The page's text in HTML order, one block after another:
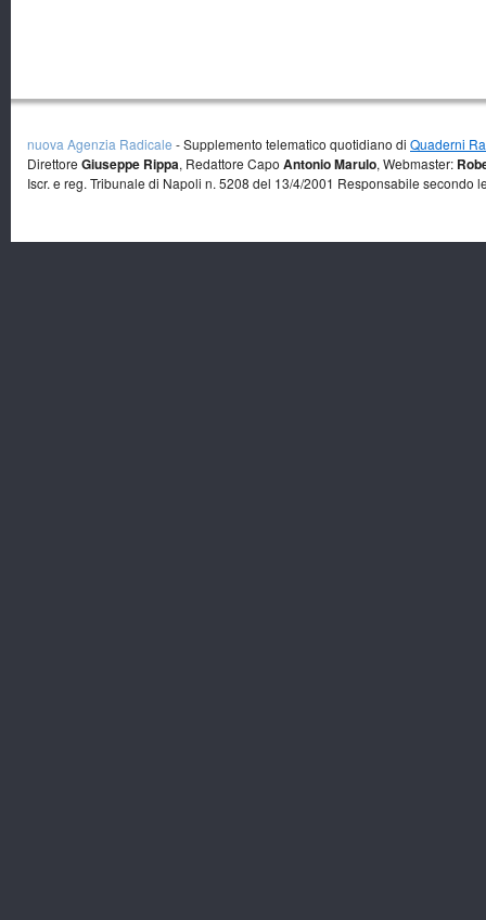
nuova Agenzia Radicale - Supplemento telematico quotidiano di Quaderni
Direttore Giuseppe Rippa, Redattore Capo Antonio Marulo, Webmaster:
Iscr. e reg. Tribunale di Napoli n. 5208 del 13/4/2001 Responsabile secondo